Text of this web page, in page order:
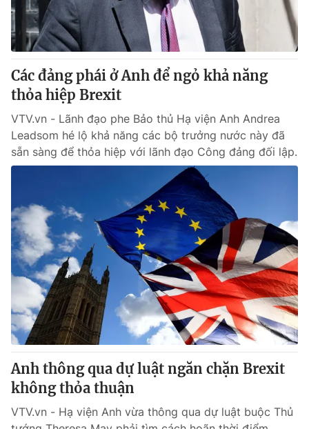
Sản phẩm
Thị trường
Tư vấn
Lịch phát sóng
Chuyên mục khác
Emagazine Podcast
Photo Infographic
Shorts video
VTV Money VTV Thể thao
VTV Sức khoẻ Bất động sản
Thị trường 24h Tấm lòng Việt
VTV4 Vươn mình bằng AI
VTV9
Các đảng phái ở Anh để ngỏ khả năng
thỏa hiệp Brexit
VTV.vn - Lãnh đạo phe Bảo thủ Hạ viện Anh Andrea
Leadsom hé lộ khả năng các bộ trưởng nước này đã
sẵn sàng để thỏa hiệp với lãnh đạo Công đảng đối lập.
Anh thông qua dự luật ngăn chặn Brexit
không thỏa thuận
VTV.vn - Hạ viện Anh vừa thông qua dự luật buộc Thủ